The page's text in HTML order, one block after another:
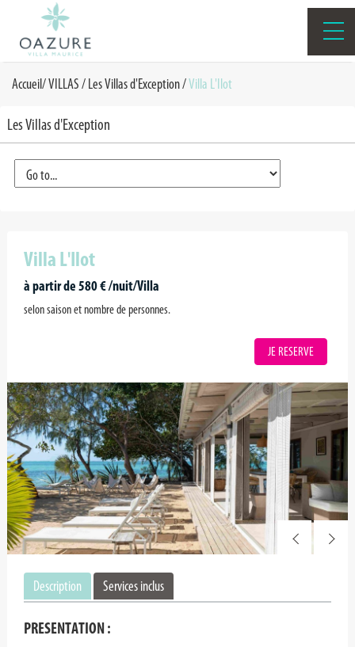
Accueil/VILLAS/Les Villas d'Exception/Villa L'Ilot
Les Villas d'Exception
Villa L'Ilot
à partir de 580 € /nuit/Villa
selon saison et nombre de personnes.
JE RESERVE
Description Services inclus
PRESENTATION :